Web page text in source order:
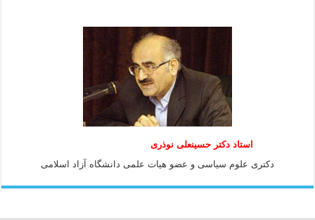
استاد دكتر حسينعلی نوذری
دكتری علوم سياسی و عضو هيات علمی دانشگاه آزاد اسلامی